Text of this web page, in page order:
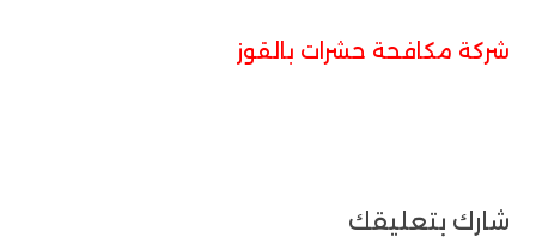
شركة مكافحة حشرات بالقوز
شارك بتعليقك